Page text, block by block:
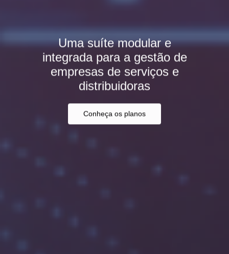
Uma suíte modular e
integrada para a gestão de
empresas de serviços e
distribuidoras
Conheça os planos